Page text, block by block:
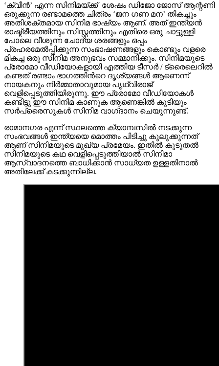
‘ക്വീൻ’ എന്ന സിനിമയ്ക്ക് ശേഷം ഡിജോ ജോസ് ആന്റണി
ഒരുക്കുന്ന രണ്ടാമത്തെ ചിത്രം ‘ജന ഗണ മന’ തികച്ചും
അതിശക്തമായ സിനിമ ഭാഷ്യം ആണ്. അത് ഇന്ത്യൻ
രാഷ്ട്രീയത്തിനും സിസ്റ്റത്തിനും എതിരെ ഒരു ചാട്ടുള്ളി
പോലെ വീശുന്ന ചോദ്യ ശരങ്ങളും ഒപ്പം
പ്രഹരമേൽപ്പിക്കുന്ന സംഭാഷണങ്ങളും കൊണ്ടും വളരെ
മികച്ച ഒരു സിനിമ അനുഭവം സമ്മാനിക്കും. സിനിമയുടെ
പ്രോമോ വീഡിയോകളായി എത്തിയ ടീസർ / ട്രൈലെറില്‍
കണ്ടത് രണ്ടാം ഭാഗത്തിന്‍റെ ദൃശ്യങ്ങള്‍ ആണെന്ന്
നായകനും നിര്‍മ്മാതാവുമായ പൃഥ്വിരാജ്
വെളിപ്പെടുത്തിയിരുന്നു. ഈ പ്രോമോ വീഡിയോകള്‍
കണ്ടിട്ടു ഈ സിനിമ കാണുക ആണെങ്കിൽ കൂടിയും
സർപ്രൈസുകൾ സിനിമ വാഗ്‌ദാനം ചെയുന്നുണ്ട്.
രാമാനഗര എന്ന് സ്ഥലത്തെ ക്യാമ്പസിൽ നടക്കുന്ന
സംഭവങ്ങൾ ഇന്ത്യയെ മൊത്തം പിടിച്ചു കുലുക്കുന്നത്
ആണ് സിനിമയുടെ മുഖ്യ പ്രമേയം. ഇതിൽ കൂടുതൽ
സിനിമയുടെ കഥ വെളിപ്പെടുത്തിയാൽ സിനിമാ
ആസ്വാദനത്തെ ബാധിക്കാൻ സാധ്യത ഉള്ളതിനാൽ
അതിലേക്ക് കടക്കുന്നില്ല.